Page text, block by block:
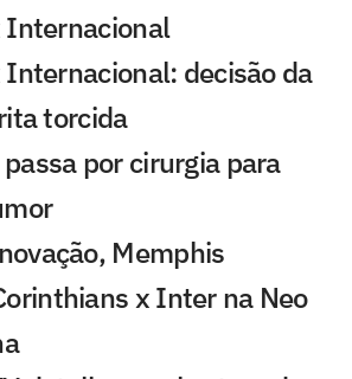
Internacional
decisão da
torcida
por cirurgia para
Memphis
x Inter na Neo